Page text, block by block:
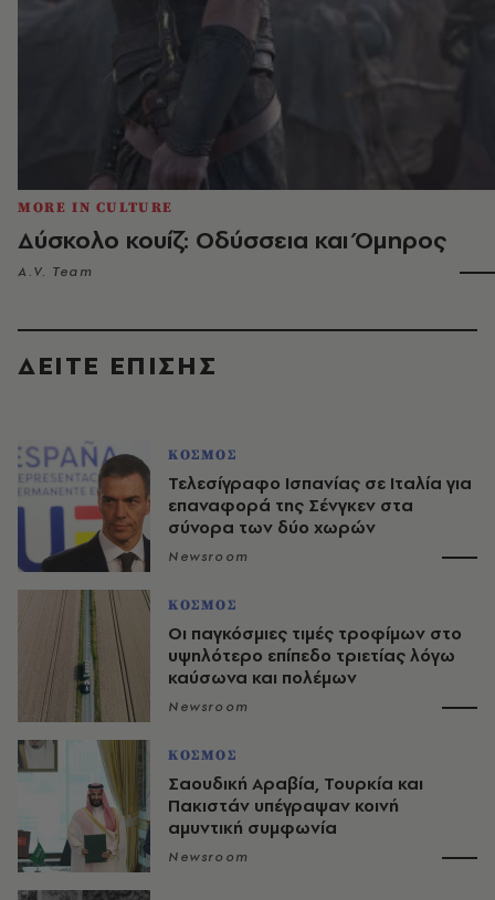
MORE IN CULTURE
Δύσκολο κουίζ: Οδύσσεια και Όμηρος
A.V. Team
ΔΕΙΤΕ ΕΠΙΣΗΣ
ΚΟΣΜΟΣ
Τελεσίγραφο Ισπανίας σε Ιταλία για
επαναφορά της Σένγκεν στα
σύνορα των δύο χωρών
Newsroom
ΚΟΣΜΟΣ
Οι παγκόσμιες τιμές τροφίμων στο
υψηλότερο επίπεδο τριετίας λόγω
καύσωνα και πολέμων
Newsroom
ΚΟΣΜΟΣ
Σαουδική Αραβία, Τουρκία και
Πακιστάν υπέγραψαν κοινή
αμυντική συμφωνία
Newsroom